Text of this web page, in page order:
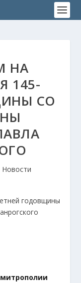
НА
145-
СО
Новости